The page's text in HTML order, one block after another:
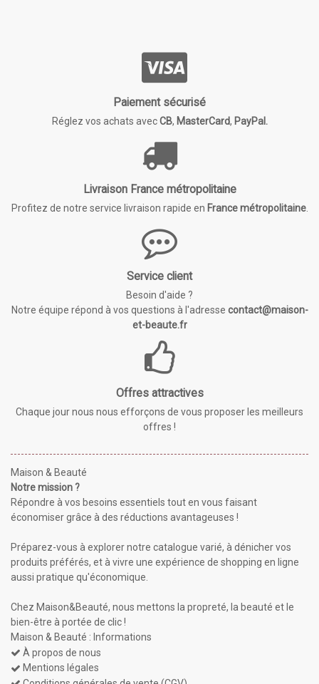
Paiement sécurisé
Réglez vos achats avecCB, MasterCard, PayPal.
Livraison France métropolitaine
Profitez de notre service livraison rapide en France métropolitaine.
Service client
Besoin d'aide ?
Notre équipe répond à vos questions à l'adresse contact@maison-
et-beaute.fr
Offres attractives
Chaque jour nous nous efforçons de vous proposer les meilleurs
offres !
Maison & Beauté
Notre mission ?
Répondre à vos besoins essentiels tout en vous faisant
économiser grâce à des réductions avantageuses !
Préparez-vous à explorer notre catalogue varié, à dénicher vos
produits préférés, et à vivre une expérience de shopping en ligne
aussi pratique qu'économique.
Chez Maison&Beauté, nous mettons la propreté, la beauté et le
bien-être à portée de clic !
Maison & Beauté : Informations
À propos de nous
Mentions légales